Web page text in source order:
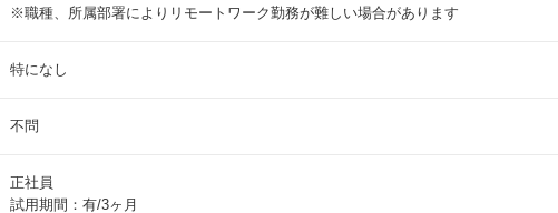
※職種、所属部署によりリモートワーク勤務が難しい場合があります
特になし
不問
正社員
試用期間：有/3ヶ月